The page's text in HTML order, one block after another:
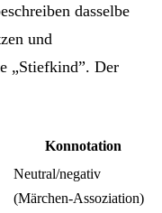
dasselbe
und
„Stiefkind”. Der
Konnotation
Neutral/negativ
(Märchen-Assoziation)